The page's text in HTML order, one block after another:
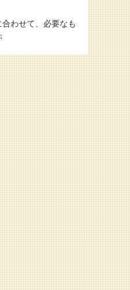
わせて、必要なも